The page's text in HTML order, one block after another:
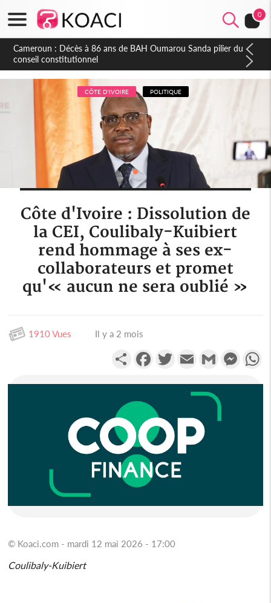
0
Côte d'Ivoire : Indépendance, plusieurs véhicules mis en
fourrière pour conduite en sens inverse
CÔTE D'IVOIRE POLITIQUE
Côte d'Ivoire : Dissolution de
la CEI, Coulibaly-Kuibiert
rend hommage à ses ex-
collaborateurs et promet
qu'« aucun ne sera oublié »
1910 Vues Il y a 2 mois
PartagerFacebookTwitterEmail Gmail
© Koaci.com - mardi 12 mai 2026 - 17:00
Coulibaly-Kuibiert